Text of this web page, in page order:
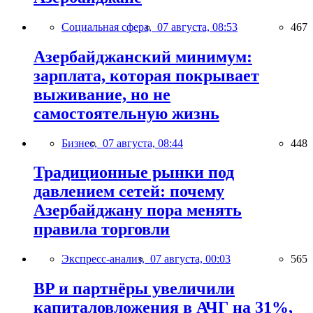
Социальная сфера, 07 августа, 08:53 467
Азербайджанский минимум:
зарплата, которая покрывает
выживание, но не
самостоятельную жизнь
Бизнес, 07 августа, 08:44 448
Традиционные рынки под
давлением сетей: почему
Азербайджану пора менять
правила торговли
Экспресс-анализ, 07 августа, 00:03 565
BP и партнёры увеличили
капиталовложения в АЧГ на 31%,